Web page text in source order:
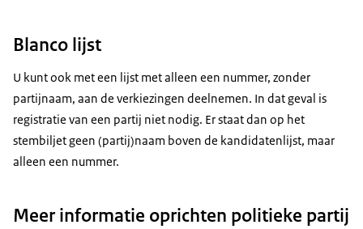
Blanco lijst
U kunt ook met een lijst met alleen een nummer, zonder
partijnaam, aan de verkiezingen deelnemen. In dat geval is
registratie van een partij niet nodig. Er staat dan op het
stembiljet geen (partij)naam boven de kandidatenlijst, maar
alleen een nummer.
Meer informatie oprichten politieke partij